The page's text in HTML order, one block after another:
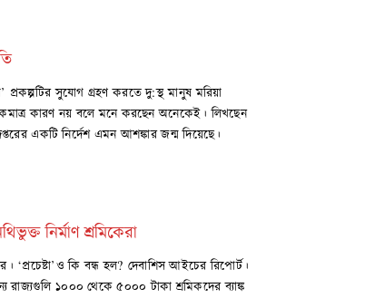
প্রকল্পটির সুযোগ গ্রহণ করতে দু:স্থ মানুষ মরিয়া
কারণ নয় বলে মনে করছেন অনেকেই। লিখছেন
একটি নির্দেশ এমন আশঙ্কার জন্ম দিয়েছে।
নির্মাণ শ্রমিকেরা
‘প্রচেষ্টা’ও কি বন্ধ হল? দেবাশিস আইচের রিপোর্ট।
রাজ্যগুলি ১০০০ থেকে ৫০০০ টাকা শ্রমিকদের ব্যাঙ্ক